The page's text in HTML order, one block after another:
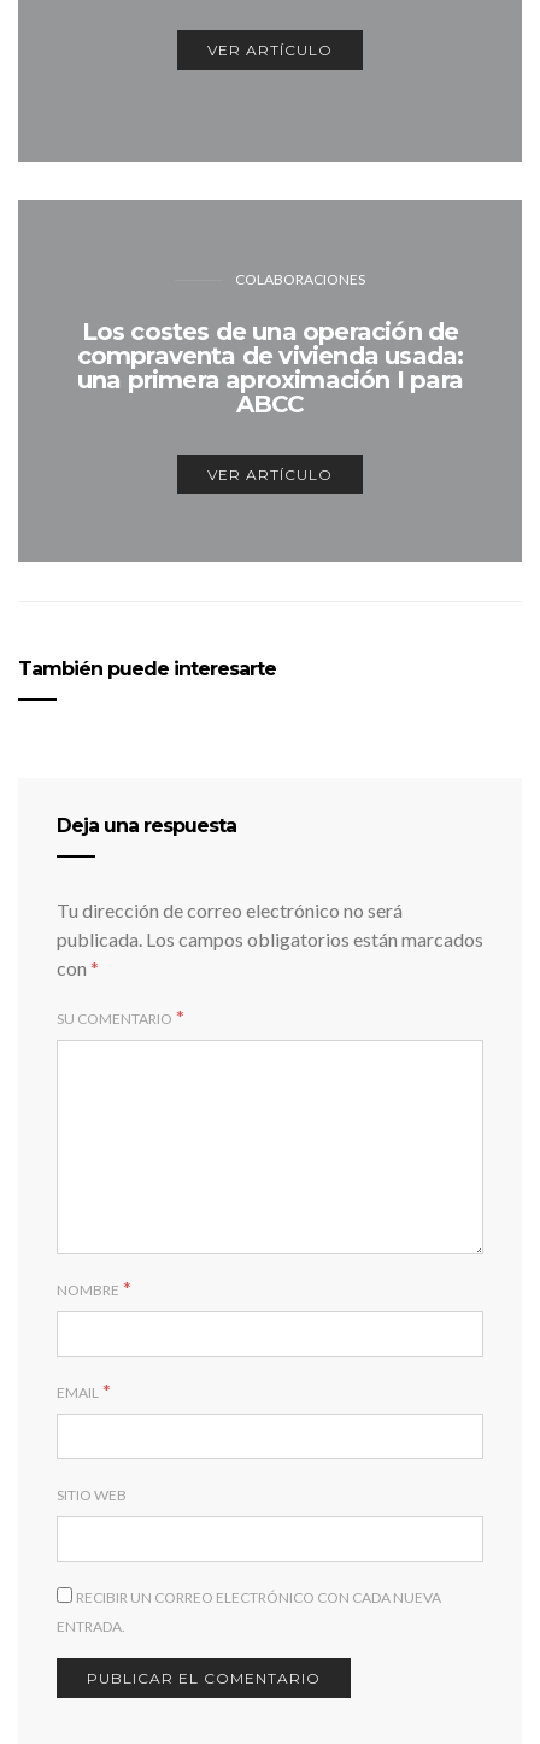
VER ARTÍCULO
COLABORACIONES
Los costes de una operación de
compraventa de vivienda usada:
una primera aproximación I para
ABCC
VER ARTÍCULO
También puede interesarte
Deja una respuesta
Tu dirección de correo electrónico no será
publicada. Los campos obligatorios están marcados
con *
SU COMENTARIO *
NOMBRE *
EMAIL *
SITIO WEB
RECIBIR UN CORREO ELECTRÓNICO CON CADA NUEVA
ENTRADA.